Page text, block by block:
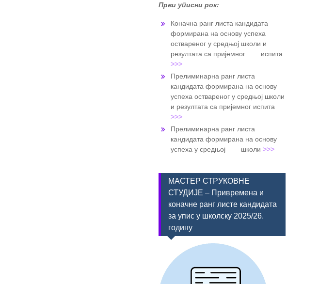
Први уписни рок:
Коначна ранг листа кандидата
формирана на основу успеха
оствареног у средњој школи и
резултата са пријемног испита
>>>
Прелиминарна ранг листа
кандидата формирана на основу
успеха оствареног у средњој школи
и резултата са пријемног испита
>>>
Прелиминарна ранг листа
кандидата формирана на основу
успеха у средњој школи >>>
МАСТЕР СТРУКОВНЕ
СТУДИЈЕ – Привремена и
коначне ранг листе кандидата
за упис у школску 2025/26.
годину